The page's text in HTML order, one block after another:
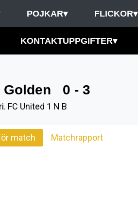
POJKAR▾ FLICKOR▾
KONTAKTUPPGIFTER▾
Golden 0 - 3
FC United 1 N B
match Matchrapport